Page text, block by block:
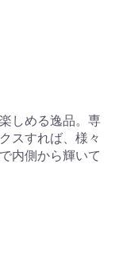
しめる逸品。専
スすれば、様々
内側から輝いて